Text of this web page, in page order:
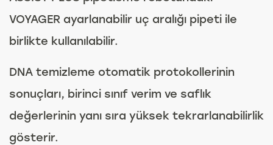
VOYAGER ayarlanabilir uç aralığı pipeti ile
birlikte kullanılabilir.
DNA temizleme otomatik protokollerinin
sonuçları, birinci sınıf verim ve saflık
değerlerinin yanı sıra yüksek tekrarlanabilirlik
gösterir.